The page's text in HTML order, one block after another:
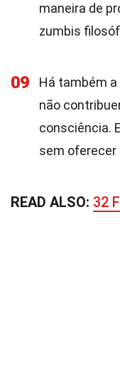
maneira de
zumbis
09
Há também
não
consciência.
sem oferecer
READ ALSO: 32